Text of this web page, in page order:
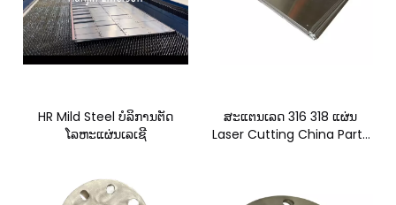
HR Mild Steel ບໍລິການຕັດ
ໂລຫະແຜ່ນເລເຊີ
ສະແຕນເລດ 316 318 ແຜ່ນ
Laser Cutting China Parts